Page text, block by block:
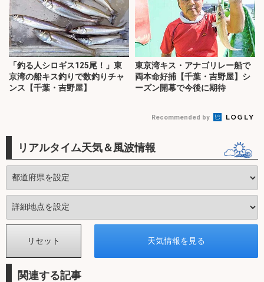
「釣る人シロギス125尾！」東
京湾の船キス釣りで数釣りチャ
ンス【千葉・吉野屋】
東京湾キス・アナゴリレー船で
両本命好捕【千葉・吉野屋】シ
ーズン開幕で今後に期待
Recommended by
リアルタイム天気＆風波情報
関連する記事